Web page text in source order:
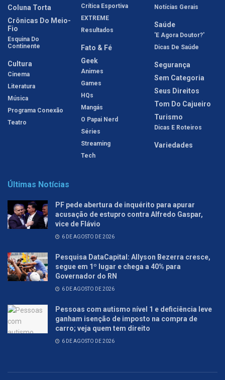
Coluna Torta
Crônicas Do Meio-
Fio
Esquina Do
Continente
Cultura
Cinema
Literatura
Música
Programa Conexão
Teatro
Crítica Esportiva
EXTREME
Resultados
Fato & Fé
Geek
Animes
Games
HQs
Mangás
O Papai Nerd
Séries
Streaming
Tech
Notícias Gerais
Saúde
'E Agora Doutor?'
Dicas De Saúde
Segurança
Sem Categoria
Seus Direitos
Tom Do Cajueiro
Turismo
Dicas E Roteiros
Variedades
Últimas Notícias
PF pede abertura de inquérito para apurar
acusação de estupro contra Alfredo Gaspar,
vice de Flávio
6 DE AGOSTO DE 2026
Pesquisa DataCapital: Allyson Bezerra cresce,
segue em 1º lugar e chega a 40% para
Governador do RN
6 DE AGOSTO DE 2026
Pessoas com autismo nível 1 e deficiência leve
ganham isenção de imposto na compra de
carro; veja quem tem direito
6 DE AGOSTO DE 2026